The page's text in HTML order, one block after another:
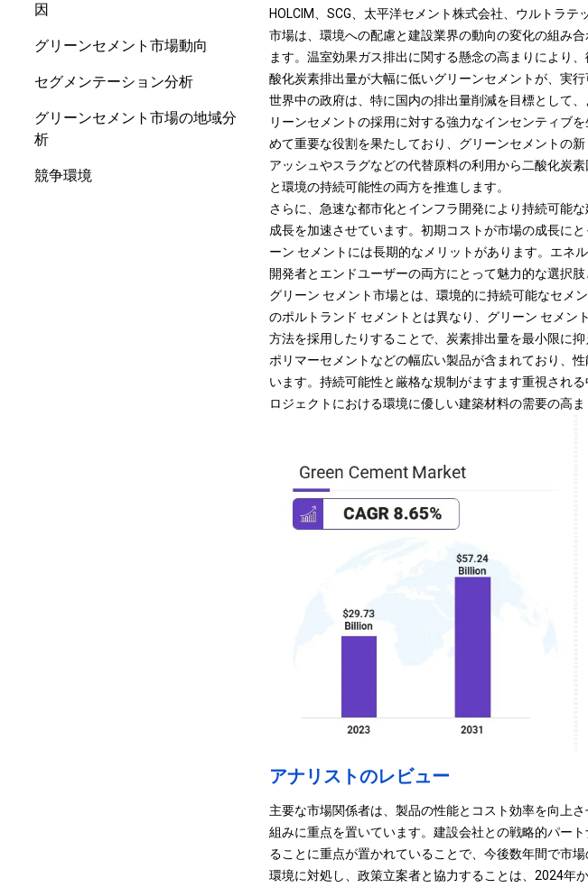
因
グリーンセメント市場動向
セグメンテーション分析
グリーンセメント市場の地域分
析
競争環境
HOLCIM、SCG、太平洋セメント株式会社、ウルトラテ
市場は、環境への配慮と建設業界の動向の変化の組み
ます。温室効果ガス排出に関する懸念の高まりにより
酸化炭素排出量が大幅に低いグリーンセメントが、実
世界中の政府は、特に国内の排出量削減を目標として
リーンセメントの採用に対する強力なインセンティブ
めて重要な役割を果たしており、グリーンセメントの
アッシュやスラグなどの代替原料の利用から二酸化炭
と環境の持続可能性の両方を推進します。
さらに、急速な都市化とインフラ開発により持続可能
成長を加速させています。初期コストが市場の成長に
ーン セメントには長期的なメリットがあります。 エネ
開発者とエンドユーザーの両方にとって魅力的な選択肢
グリーン セメント市場とは、環境的に持続可能なセメ
のポルトランド セメントとは異なり、グリーン セメ
方法を採用したりすることで、炭素排出量を最小限に
ポリマーセメントなどの幅広い製品が含まれており、
います。持続可能性と厳格な規制がますます重視され
ロジェクトにおける環境に優しい建築材料の需要の高ま
アナリストのレビュー
主要な市場関係者は、製品の性能とコスト効率を向上
組みに重点を置いています。建設会社との戦略的パー
ることに重点が置かれていることで、今後数年間で市
環境に対処し、政策立案者と協力することは、2024年